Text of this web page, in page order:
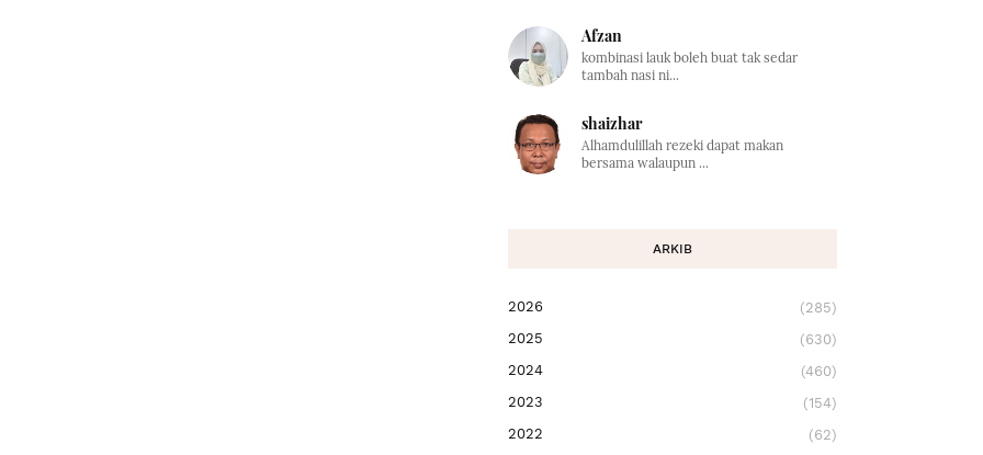
Afzan
kombinasi lauk boleh buat tak sedar
tambah nasi ni...
shaizhar
Alhamdulillah rezeki dapat makan
bersama walaupun ...
ARKIB
2026
(285)
2025
(630)
2024
(460)
2023
(154)
2022
(62)